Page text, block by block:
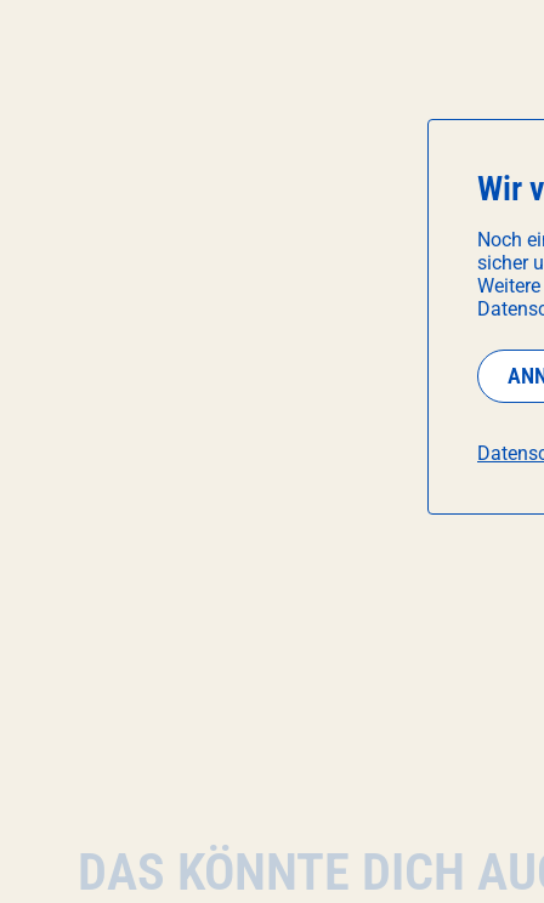
DAS KÖNNTE DICH
Wir
Noch
sicher